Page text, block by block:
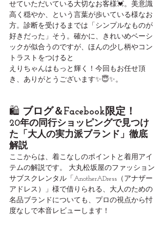
せていただいている大切なお客様💓。美意識
高く穏やか、という言葉が歩いている様なお
方。診断を受けるまでは「シンプルなものが
好きだった」そう。確かに、きれいめベーシ
ックが似合うのですが、ほんの少し柄やコン
トラストをつけると
えりちゃんはもっと輝く！今回もお任せ頂
き、ありがとうございます✨😇✨。
🛍️ ブログ＆Facebook限定！
20年の同行ショッピングで見つけ
た「大人の実力派ブランド」徹底
解説
ここからは、着こなしのポイントと着用アイ
テムの解説です。 大丸松坂屋のファッション
サブスクレンタル「AnotherADress（アナザー
アドレス）」様で借りられる、大人のための
名品ブランドについても、プロの視点から忖
度なしで本音レビューします！